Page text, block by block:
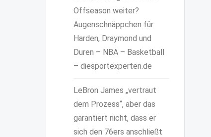
Offseason weiter?
Augenschnäppchen für
Harden, Draymond und
Duren – NBA – Basketball
– diesportexperten.de
LeBron James „vertraut
dem Prozess“, aber das
garantiert nicht, dass er
sich den 76ers anschließt